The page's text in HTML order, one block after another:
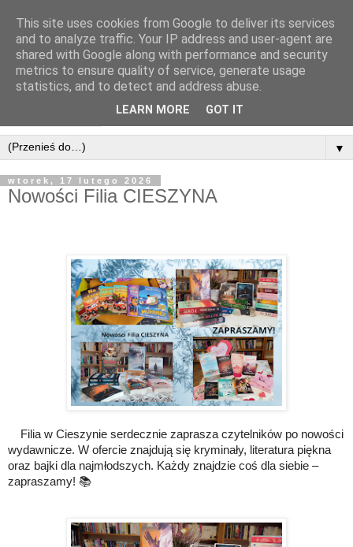
▼
wtorek, 17 lutego 2026
Nowości Filia CIESZYNA
Filia w Cieszynie serdecznie zaprasza czytelników po nowości
wydawnicze. W ofercie znajdują się kryminały, literatura piękna
oraz bajki dla najmłodszych. Każdy znajdzie coś dla siebie –
zapraszamy! 📚
This site uses cookies from Google to deliver its services
and to analyze traffic. Your IP address and user-agent are
shared with Google along with performance and security
metrics to ensure quality of service, generate usage
statistics, and to detect and address abuse.
LEARN MORE GOT IT